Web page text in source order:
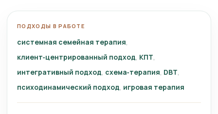
ПОДХОДЫ В РАБОТЕ
системная семейная терапия
клиент‑центрированный подход КПТ
интегративный подход схема‑терапия DBT
психодинамический подход игровая терапия